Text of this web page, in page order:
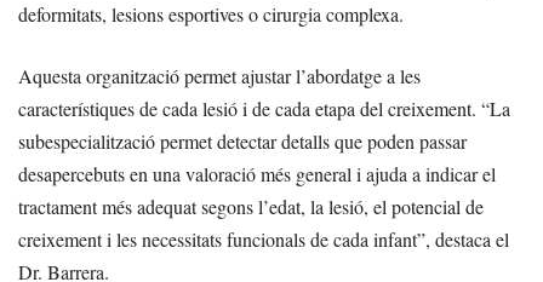
deformitats, lesions esportives o cirurgia complexa.
Aquesta organització permet ajustar l’abordatge a les
característiques de cada lesió i de cada etapa del creixement. “La
subespecialització permet detectar detalls que poden passar
desapercebuts en una valoració més general i ajuda a indicar el
tractament més adequat segons l’edat, la lesió, el potencial de
creixement i les necessitats funcionals de cada infant”, destaca el
Dr. Barrera.